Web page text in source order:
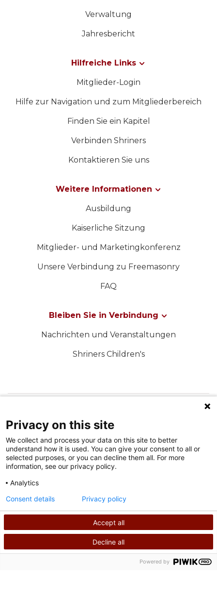
Verwaltung
Jahresbericht
Hilfreiche Links
Mitglieder-Login
Hilfe zur Navigation und zum Mitgliederbereich
Finden Sie ein Kapitel
Verbinden Shriners
Kontaktieren Sie uns
Weitere Informationen
Ausbildung
Kaiserliche Sitzung
Mitglieder- und Marketingkonferenz
Unsere Verbindung zu Freemasonry
FAQ
Bleiben Sie in Verbindung
Nachrichten und Veranstaltungen
Shriners Children's
Datenschutzrichtlinie
©2026 Shriners International Copyright
RUFEN SIE UNS AN SUCHEN
Privacy on this site
We collect and process your data on this site to better
understand how it is used. You can give your consent to all or
selected purposes, or you can decline them all. For more
information, see our privacy policy.
Analytics
Accept all
Decline all
Consent details Privacy policy
Powered by